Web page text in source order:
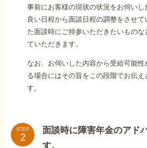
事前にお客様の現状の状況をお伺いし
良い日程から面談日程の調整をさせて
た面談時にご持参いただきたいものな
ていただきます。
なお、お伺いした内容から受給可能性
る場合にはその旨をこの段階でお伝え
す。
STEP
面談時に障害年金のアド
す。